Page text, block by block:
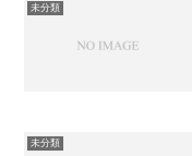
未分類
未分類